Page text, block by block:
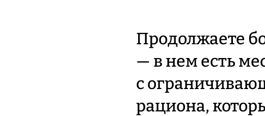
Продолжаете
— в нем есть
с
рациона,